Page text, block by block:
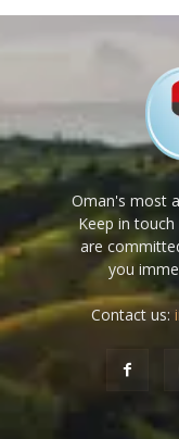
Oman's most
Keep in
are
you
Contact us: